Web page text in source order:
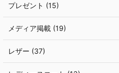
プレゼント (15)
メディア掲載 (19)
レザー (37)